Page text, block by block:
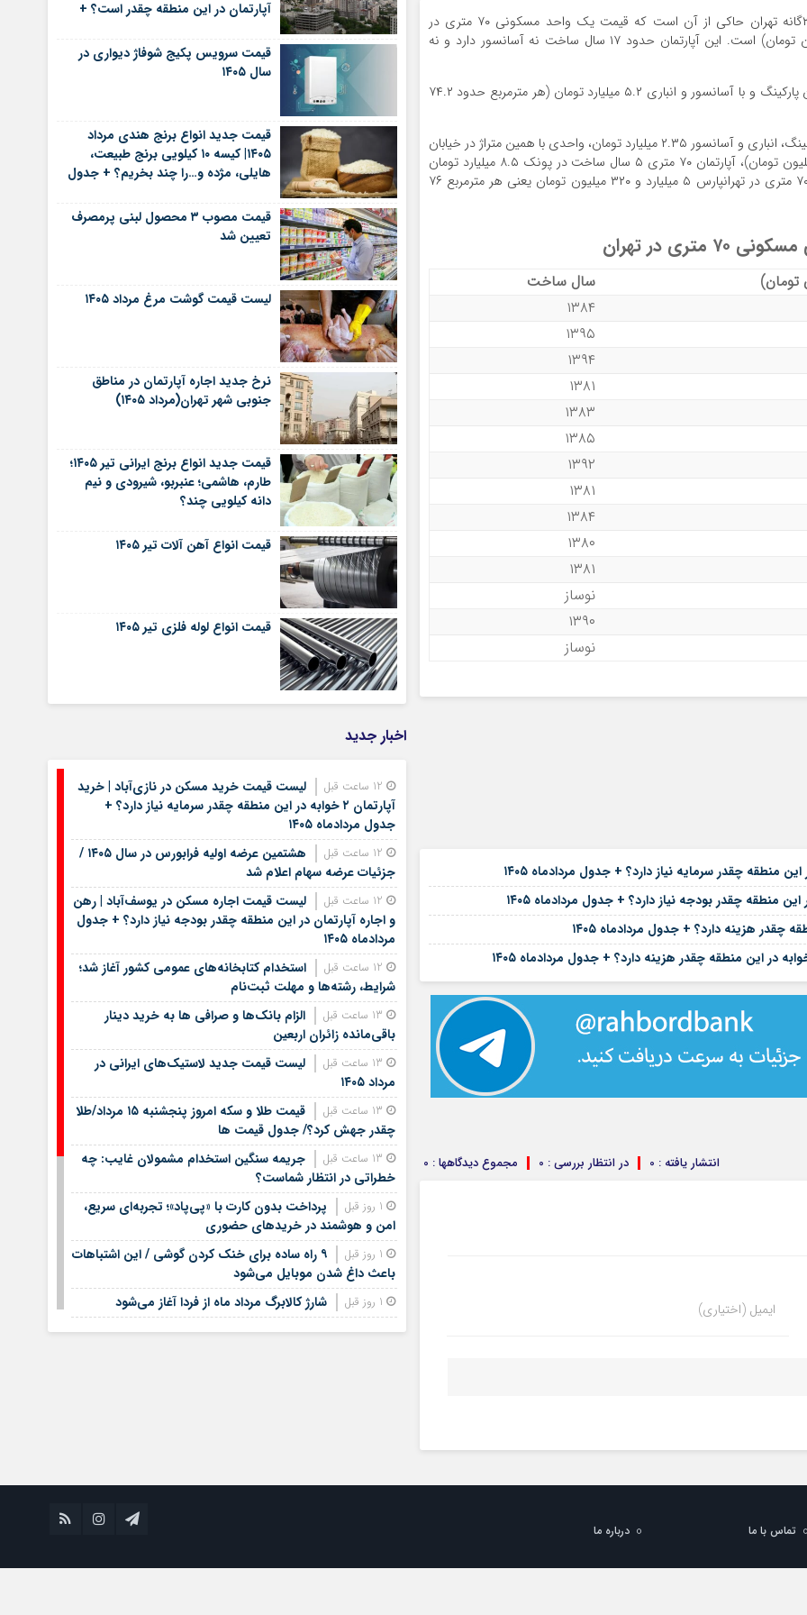
به گزارش راهبرد بانک، بررسی بازار مسکن در مناطق ۲۲گانه تهران حاکی از آن است که قیمت یک واحد مسکونی ۷۰ متری در
شمیران‌نو ۴ میلیارد تومان (هر مترمربع حدود ۵۷ میلیون تومان) است. این آپارتمان حدود ۱۷ سال ساخت نه آسانسور دارد و نه
واحد مسکونی ۷۰ متری در ستارخان با عمر ۲۷ سال بدون پارکینگ و با آسانسور و انباری ۵.۲ میلیارد تومان (هر مترمربع حدود ۷۴.۲
یک دستگاه آپارتمان ۷۰ متری واقع در خانی‌آباد بدون پارکینگ، انباری و آسانسور ۲.۳۵ میلیارد تومان، واحدی با همین متراژ در خیابان
آذربایجان ۵.۳ میلیارد تومان (هر مترمربع حدود ۷۵.۷ میلیون تومان)، آپارتمان ۷۰ متری ۵ سال ساخت در پونک ۸.۵ میلیارد تومان
(هر مترمربع حدود ۱۲۱ میلیون تومان) و واحد مسکونی ۷۰ متری در تهرانپارس ۵ میلیارد و ۳۲۰ میلیون تومان یعنی هر مترمربع ۷۶
در تهران
تومان)
سال ساخت
۱۳۸۴
۱۳۹۵
۱۳۹۴
۱۳۸۱
۱۳۸۳
۱۳۸۵
۱۳۹۲
۱۳۸۱
۱۳۸۴
۱۳۸۰
۱۳۸۱
نوساز
۱۳۹۰
نوساز
چقدر بودجه نیاز دارد؟ + جدول مردادماه ۱۴۰۵
هزینه دارد؟ + جدول مردادماه ۱۴۰۵
مجموع دیدگاهها : 0 در انتظار بررسی : 0 انتشار یافته : 0
ایمیل (اختیاری)
آپارتمان در این منطقه چقدر است؟ +
قیمت سرویس پکیج شوفاژ دیواری در
سال ۱۴۰۵
قیمت جدید انواع برنج هندی مرداد
۱۴۰۵| کیسه ۱۰ کیلویی برنج طبیعت،
هایلی، مژده و…را چند بخریم؟ + جدول
قیمت مصوب ۳ محصول لبنی پرمصرف
تعیین شد
لیست قیمت گوشت مرغ مرداد ۱۴۰۵
نرخ جدید اجاره آپارتمان در مناطق
جنوبی شهر تهران(مرداد ۱۴۰۵)
قیمت جدید انواع برنج ایرانی تیر ۱۴۰۵؛
طارم، هاشمی؛ عنبربو، شیرودی و نیم
دانه کیلویی چند؟
قیمت انواع آهن آلات تیر ۱۴۰۵
قیمت انواع لوله فلزی تیر ۱۴۰۵
اخبار جدید
لیست قیمت خرید مسکن در نازی‌آباد | خرید
آپارتمان ۲ خوابه در این منطقه چقدر سرمایه نیاز دارد؟ +
جدول مردادماه ۱۴۰۵
هشتمین عرضه اولیه فرابورس در سال ۱۴۰۵ /
جزئیات عرضه سهام اعلام شد
لیست قیمت اجاره مسکن در یوسف‌آباد | رهن
و اجاره آپارتمان در این منطقه چقدر بودجه نیاز دارد؟ + جدول
مردادماه ۱۴۰۵
استخدام کتابخانه‌های عمومی کشور آغاز شد؛
شرایط، رشته‌ها و مهلت ثبت‌نام
الزام بانک‌ها و صرافی ها به خرید دینار
باقی‌مانده زائران اربعین
لیست قیمت جدید لاستیک‌های ایرانی در
مرداد ۱۴۰۵
قیمت طلا و سکه امروز پنجشنبه ۱۵ مرداد/طلا
چقدر جهش کرد؟/ جدول قیمت ها
جریمه سنگین استخدام مشمولان غایب: چه
خطراتی در انتظار شماست؟
پرداخت بدون کارت با «پی‌پاد»؛ تجربه‌ای سریع،
امن و هوشمند در خریدهای حضوری
۹ راه ساده برای خنک کردن گوشی / این اشتباهات
باعث داغ شدن موبایل می‌شود
شارژ کالابرگ مرداد ماه از فردا آغاز می‌شود
1 روز قبل
لیست قیمت اجاره مسکن در شهرک غرب |
تماس با ما درباره ما